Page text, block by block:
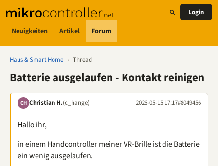
Neuigkeiten Artikel Forum
Login
Haus & Smart Home › Thread
Batterie ausgelaufen - Kontakt reinigen
CH Christian H.(c_hange) 2026-05-15 17:17#8049456
Hallo ihr,
in einem Handcontroller meiner VR-Brille ist die Batterie
ein wenig ausgelaufen.